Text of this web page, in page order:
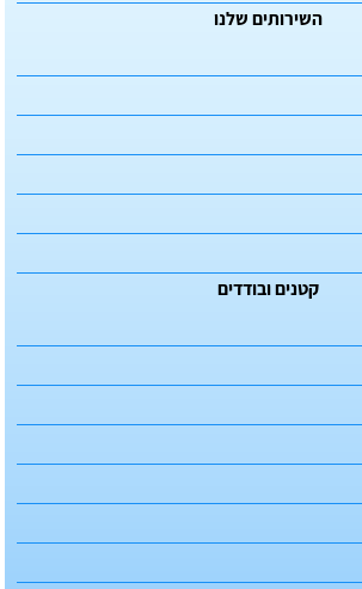
השירותים שלנו
קטנים ובודדים